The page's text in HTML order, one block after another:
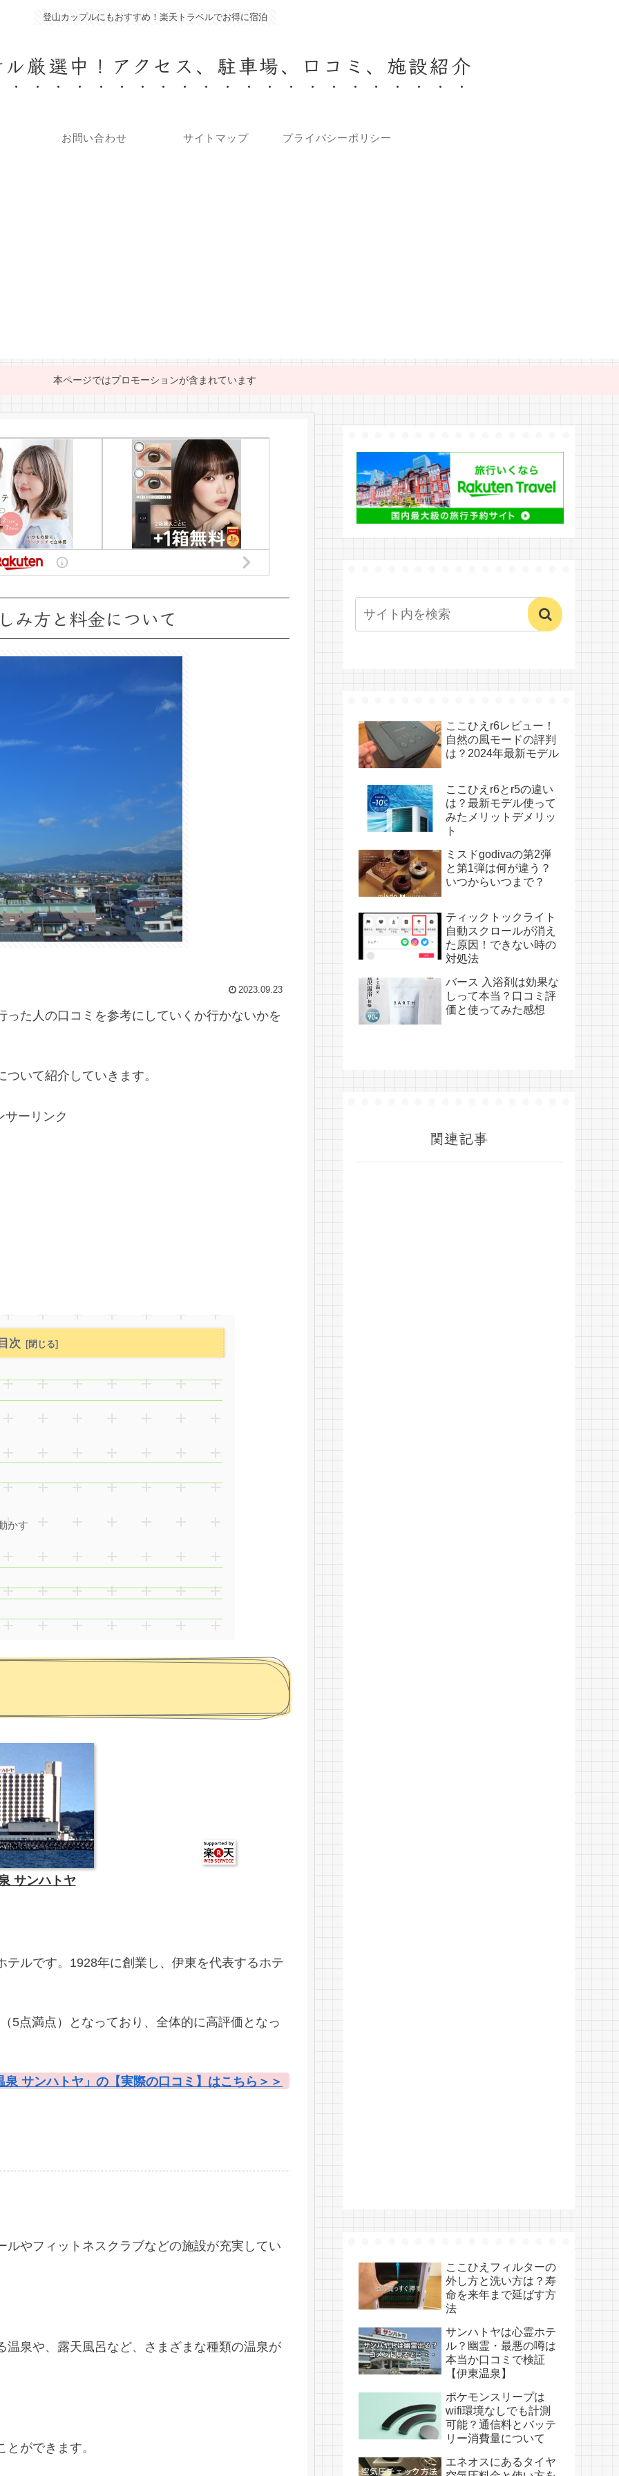
登山カップルにもおすすめ！楽天トラベルでお得に宿泊
厳選中！アクセス、駐車場、口コミ、施設紹介
お問い合わせ サイトマップ プライバシーポリシー
本ページではプロモーションが含まれています
み方と料金について
2023.09.23
た人の口コミを参考にしていくか行かないかを
いて紹介していきます。
サーリンク
次
かす
サンハトヤ
ルです。1928年に創業し、伊東を代表するホテ
5点満点）となっており、全体的に高評価となっ
泉 サンハトヤ」の【実際の口コミ】はこちら＞＞
やフィットネスクラブなどの施設が充実してい
泉や、露天風呂など、さまざまな種類の温泉が
ができます。
ここひえr6レビュー！
自然の風モードの評判
は？2024年最新モデル
ここひえr6とr5の違い
は？最新モデル使って
みたメリットデメリッ
ト
ミスドgodivaの第2弾
と第1弾は何が違う？
いつからいつまで？
ティックトックライト
自動スクロールが消え
た原因！できない時の
対処法
バース 入浴剤は効果な
しって本当？口コミ評
価と使ってみた感想
関連記事
ここひえフィルターの
外し方と洗い方は？寿
命を来年まで延ばす方
法
サンハトヤは心霊ホテ
ル？幽霊・最悪の噂は
本当か口コミで検証
【伊東温泉】
ポケモンスリープは
wifi環境なしでも計測
可能？通信料とバッテ
リー消費量について
エネオスにあるタイヤ